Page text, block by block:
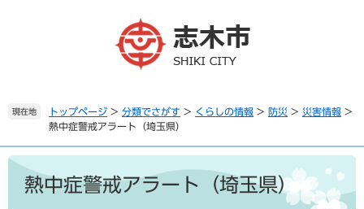
。
て
本
現在地 トップページ > 分類でさがす > くらしの情報 > 防災 > 災害情報 >
熱中症警戒アラート（埼玉県）
本
熱中症警戒アラート（埼玉県）